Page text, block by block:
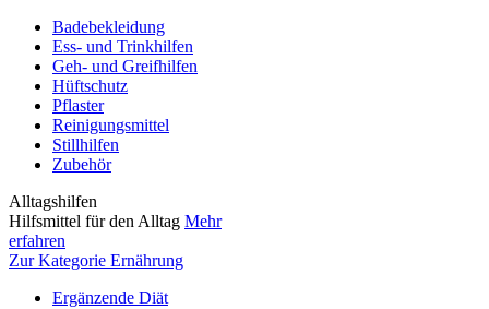
Badebekleidung
Ess- und Trinkhilfen
Geh- und Greifhilfen
Hüftschutz
Pflaster
Reinigungsmittel
Stillhilfen
Zubehör
Alltagshilfen
Hilfsmittel für den Alltag Mehr
erfahren
Zur Kategorie Ernährung
Ergänzende Diät